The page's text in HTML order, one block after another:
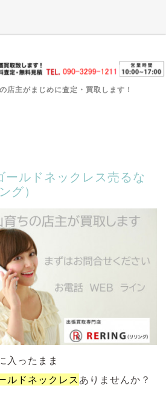
店主がまじめに査定・買取します！
ールドネックレス売るな
グ）
入ったまま
ルドネックレス ありませんか？